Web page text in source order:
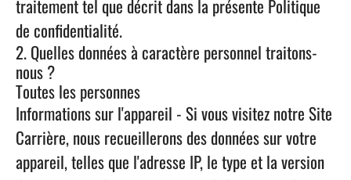
traitement tel que décrit dans la présente Politique
de confidentialité.
2. Quelles données à caractère personnel traitons-
nous ?
Toutes les personnes
Informations sur l'appareil - Si vous visitez notre Site
Carrière, nous recueillerons des données sur votre
appareil, telles que l'adresse IP, le type et la version